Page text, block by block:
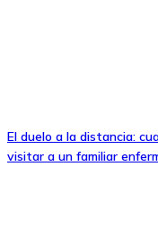
El duelo a la distancia:
visitar a un familiar